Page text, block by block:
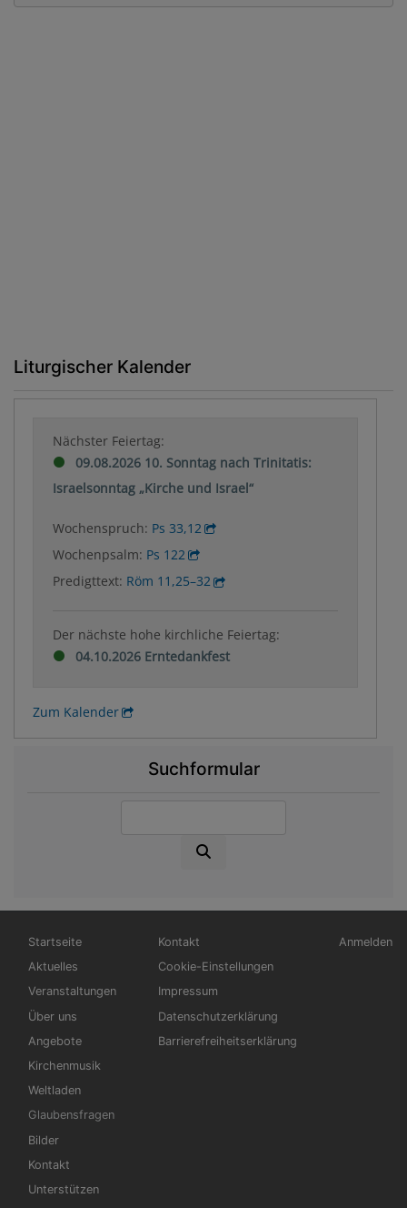
Liturgischer Kalender
Nächster Feiertag:
09.08.2026 10. Sonntag nach Trinitatis:
Israelsonntag „Kirche und Israel“
Wochenspruch: Ps 33,12
Wochenpsalm: Ps 122
Predigttext: Röm 11,25–32
Der nächste hohe kirchliche Feiertag:
04.10.2026 Erntedankfest
Zum Kalender
Suchformular
Hauptnavigation
Startseite
Aktuelles
Veranstaltungen
Über uns
Angebote
Kirchenmusik
Weltladen
Glaubensfragen
Bilder
Kontakt
Unterstützen
Fußbereichsmenü
Kontakt
Cookie-Einstellungen
Impressum
Datenschutzerklärung
Barrierefreiheitserklärung
Anmelden